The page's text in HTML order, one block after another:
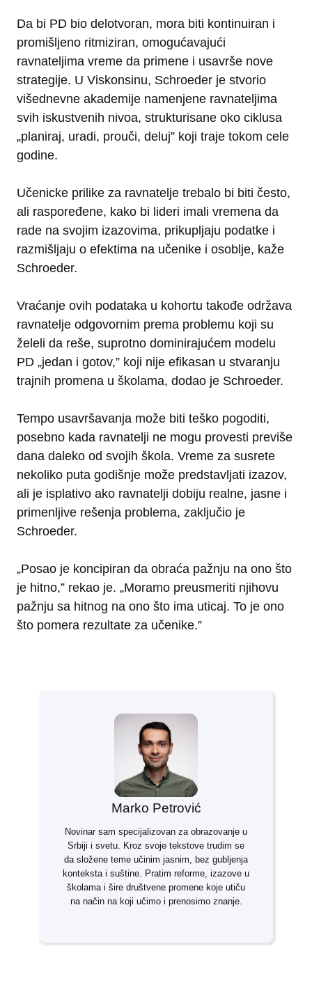
Da bi PD bio delotvoran, mora biti kontinuiran i
promišljeno ritmiziran, omogućavajući
ravnateljima vreme da primene i usavrše nove
strategije. U Viskonsinu, Schroeder je stvorio
višednevne akademije namenjene ravnateljima
svih iskustvenih nivoa, strukturisane oko ciklusa
„planiraj, uradi, prouči, deluj” koji traje tokom cele
godine.
Učenicke prilike za ravnatelje trebalo bi biti često,
ali raspoređene, kako bi lideri imali vremena da
rade na svojim izazovima, prikupljaju podatke i
razmišljaju o efektima na učenike i osoblje, kaže
Schroeder.
Vraćanje ovih podataka u kohortu takođe održava
ravnatelje odgovornim prema problemu koji su
želeli da reše, suprotno dominirajućem modelu
PD „jedan i gotov,” koji nije efikasan u stvaranju
trajnih promena u školama, dodao je Schroeder.
Tempo usavršavanja može biti teško pogoditi,
posebno kada ravnatelji ne mogu provesti previše
dana daleko od svojih škola. Vreme za susrete
nekoliko puta godišnje može predstavljati izazov,
ali je isplativo ako ravnatelji dobiju realne, jasne i
primenljive rešenja problema, zaključio je
Schroeder.
„Posao je koncipiran da obraća pažnju na ono što
je hitno,” rekao je. „Moramo preusmeriti njihovu
pažnju sa hitnog na ono što ima uticaj. To je ono
što pomera rezultate za učenike.”
Marko Petrović
Novinar sam specijalizovan za obrazovanje u
Srbiji i svetu. Kroz svoje tekstove trudim se
da složene teme učinim jasnim, bez gubljenja
konteksta i suštine. Pratim reforme, izazove u
školama i šire društvene promene koje utiču
na način na koji učimo i prenosimo znanje.